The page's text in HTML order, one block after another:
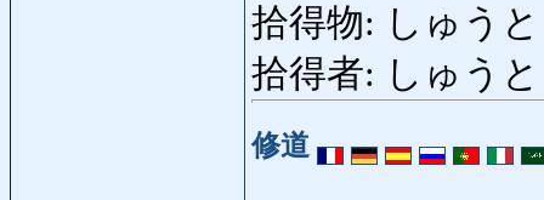
拾得物: しゅう
拾得者: しゅう
修道